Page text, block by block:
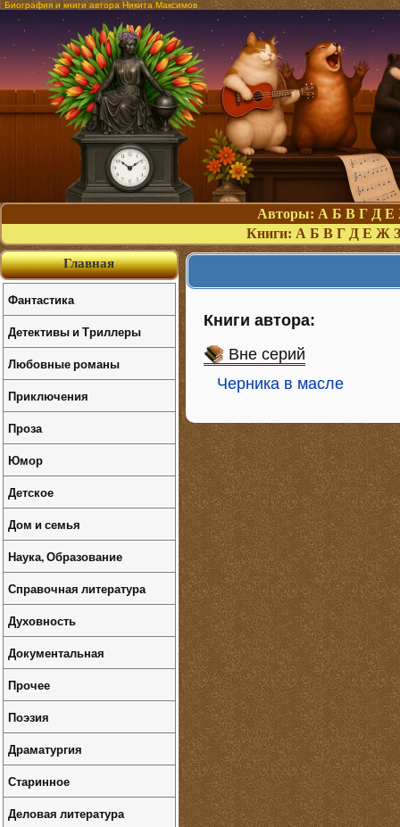
Биография и книги автора Никита Максимов
Авторы: А Б В Г Д Е
Книги: А Б В Г Д Е Ж З
Книги автора:
Вне серий
Черника в масле
Главная
Фантастика
Детективы и Триллеры
Любовные романы
Приключения
Проза
Юмор
Детское
Дом и семья
Наука, Образование
Справочная литература
Духовность
Документальная
Прочее
Поэзия
Драматургия
Старинное
Деловая литература